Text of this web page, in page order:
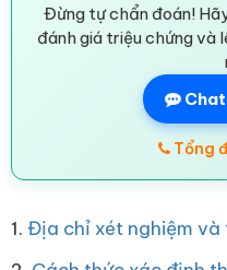
Đừng tự chẩn đoán!
đánh giá triệu chứng và
Tổng
1. Địa chỉ xét nghiệm và